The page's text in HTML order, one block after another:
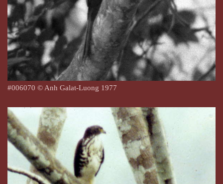
#006070 © Anh Galat-Luong 1977